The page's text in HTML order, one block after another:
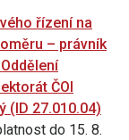
řízení na
– právník
ČOI
(ID 27.010.04)
do 15. 8.